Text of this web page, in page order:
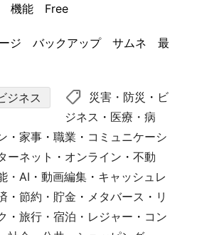
機能 Free
ジ バックアップ サムネ 最
ジネス shoppingmode 災害・防災 ・ ビ
ジネス ・ 医療・病
・ 家事・ 職業 ・ コミュニケーシ
ーネット ・ オンライン ・ 不動
・AI ・ 動画編集・ キャッシュレ
・ 節約・貯金 ・ メタバース ・ リ
・ 旅行・宿泊・レジャー ・ コン